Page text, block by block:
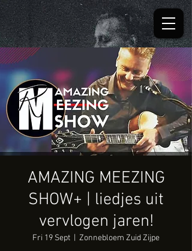
AMAZING MEEZING
SHOW+ | liedjes uit
vervlogen jaren!
Fri 19 Sept Zonnebloem Zuid Zijpe